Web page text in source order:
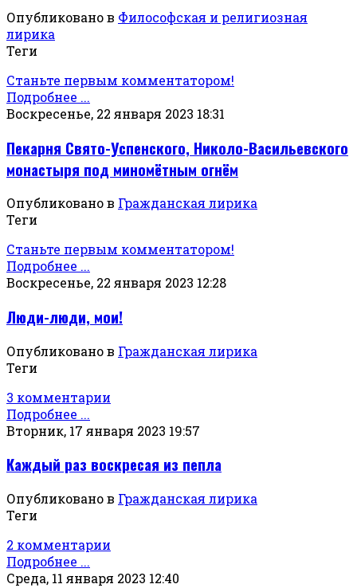
Опубликовано в Философская и религиозная
лирика
Теги
Станьте первым комментатором!
Подробнее ...
Воскресенье, 22 января 2023 18:31
Пекарня Свято-Успенского, Николо-Васильевского
монастыря под миномётным огнём
Опубликовано в Гражданская лирика
Теги
Станьте первым комментатором!
Подробнее ...
Воскресенье, 22 января 2023 12:28
Люди-люди, мои!
Опубликовано в Гражданская лирика
Теги
3 комментарии
Подробнее ...
Вторник, 17 января 2023 19:57
Каждый раз воскресая из пепла
Опубликовано в Гражданская лирика
Теги
2 комментарии
Подробнее ...
Среда, 11 января 2023 12:40